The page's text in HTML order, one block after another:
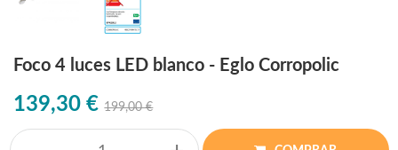
Foco 4 luces LED blanco - Eglo Corropolic
139,30 € 199,00 €